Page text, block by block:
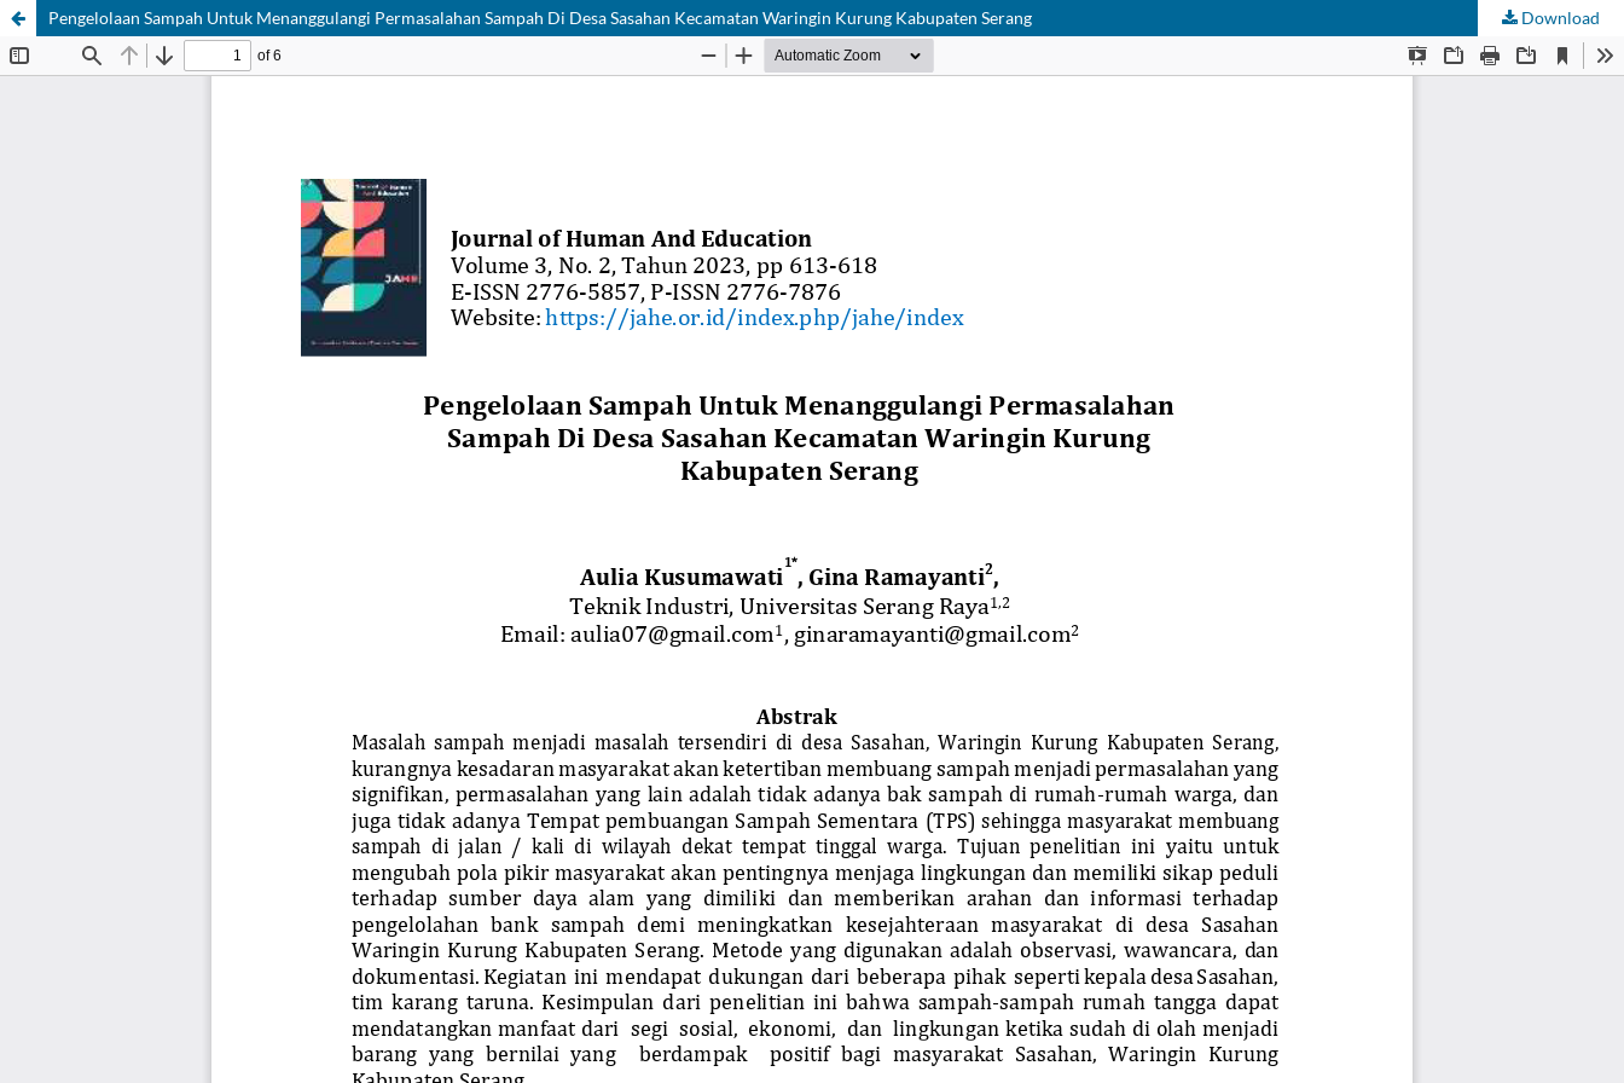
Pengelolaan Sampah Untuk Menanggulangi Permasalahan Sampah Di Desa Sasahan Kecamatan Waringin Kurung Kabupaten Serang Download